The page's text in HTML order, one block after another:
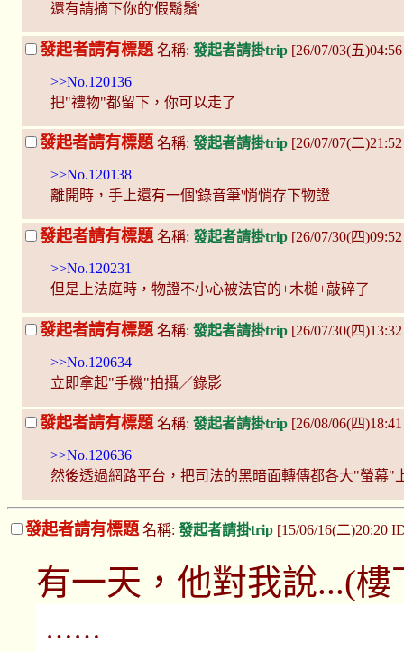
還有請摘下你的'假鬍鬚'
發起者請有標題 名稱: 發起者請掛trip [26/07/03(五
>>No.120136
把"禮物"都留下，你可以走了
發起者請有標題名稱: 發起者請掛trip [26/07/07(二
>>No.120138
離開時，手上還有一個'錄音筆'悄悄存下物證
發起者請有標題 名稱: 發起者請掛trip [26/07/30(四
>>No.120231
但是上法庭時，物證不小心被法官的+木槌+敲碎了
發起者請有標題 名稱: 發起者請掛trip [26/07/30(四
>>No.120634
立即拿起"手機"拍攝／錄影
發起者請有標題名稱: 發起者請掛trip [26/08/06(四
>>No.120636
然後透過網路平台，把司法的黑暗面轉傳都各大"螢幕"
發起者請有標題名稱: 發起者請掛trip [15/06/16(二)20:20
有一天，他對我說...(樓
……